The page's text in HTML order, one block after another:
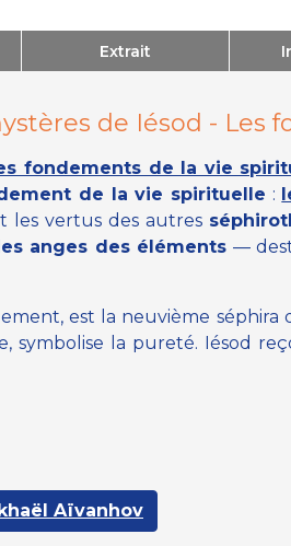
Extrait
de Iésod - Les
fondements de la vie
de la vie spirituelle :
les vertus des autres
anges des éléments —
est la neuvième séphira
symbolise la pureté. Iésod
Aïvanhov